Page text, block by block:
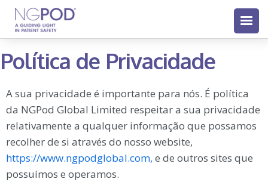
Política de Privacidade
A sua privacidade é importante para nós. É política
da NGPod Global Limited respeitar a sua privacidade
relativamente a qualquer informação que possamos
recolher de si através do nosso website,
https://www.ngpodglobal.com, e de outros sites que
possuímos e operamos.